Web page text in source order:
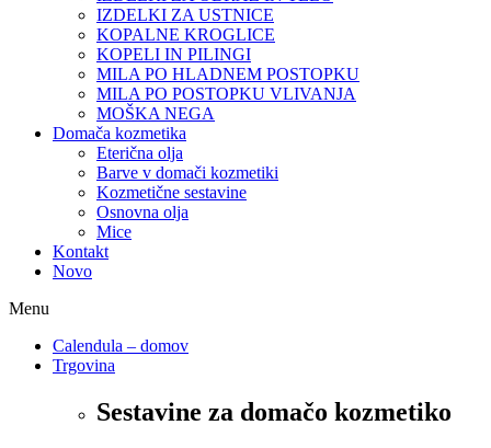
IZDELKI ZA USTNICE
KOPALNE KROGLICE
KOPELI IN PILINGI
MILA PO HLADNEM POSTOPKU
MILA PO POSTOPKU VLIVANJA
MOŠKA NEGA
Domača kozmetika
Eterična olja
Barve v domači kozmetiki
Kozmetične sestavine
Osnovna olja
Mice
Kontakt
Novo
Menu
Calendula – domov
Trgovina
Sestavine za domačo kozmetiko